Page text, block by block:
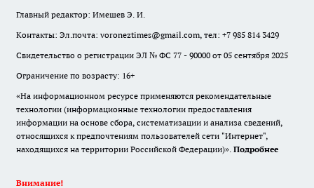
Главный редактор: Имешев Э. И.
Контакты: Эл.почта: voroneztimes@gmail.com, тел: +7 985 814 3429
Свидетельство о регистрации ЭЛ № ФС 77 - 90000 от 05 сентября 2025
Ограничение по возрасту: 16+
«На информационном ресурсе применяются рекомендательные
технологии (информационные технологии предоставления
информации на основе сбора, систематизации и анализа сведений,
относящихся к предпочтениям пользователей сети "Интернет",
находящихся на территории Российской Федерации)». Подробнее
Внимание!